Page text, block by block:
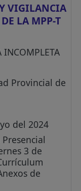
VIGILANCIA
LA MPP-T
INCOMPLETA
Provincial de
del 2024
3 de
de